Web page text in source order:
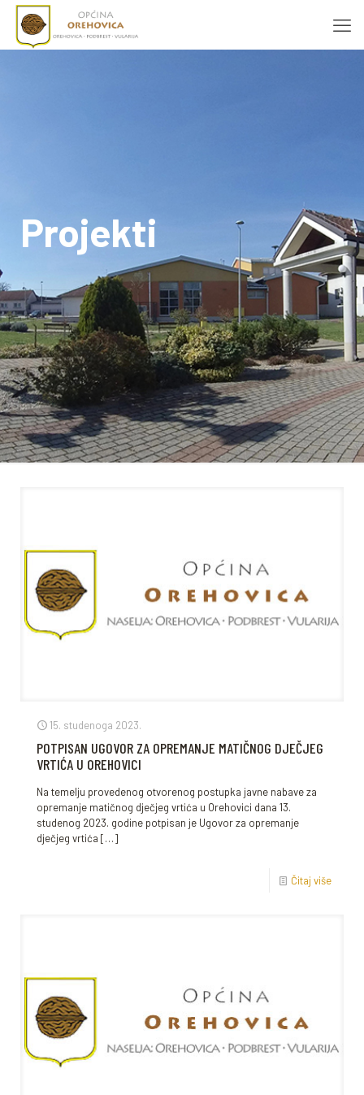
Projekti
15. studenoga 2023.
POTPISAN UGOVOR ZA OPREMANJE MATIČNOG DJEČJEG
VRTIĆA U OREHOVICI
Na temelju provedenog otvorenog postupka javne nabave za
opremanje matičnog dječjeg vrtića u Orehovici dana 13.
studenog 2023. godine potpisan je Ugovor za opremanje
dječjeg vrtića […]
Čitaj više